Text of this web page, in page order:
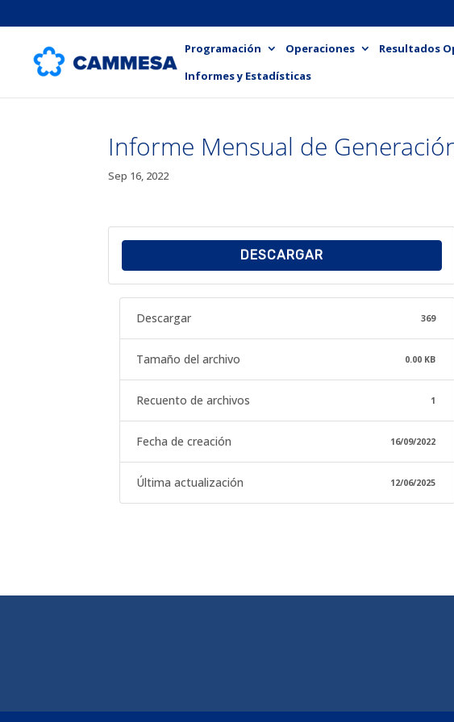
Programación Operaciones Resultados
Informes y Estadísticas
Informe Mensual de
Sep 16, 2022
DESCARGAR
Descargar 369
Tamaño del archivo 0.00 KB
Recuento de archivos 1
Fecha de creación 16/09/2022
Última actualización 12/06/2025